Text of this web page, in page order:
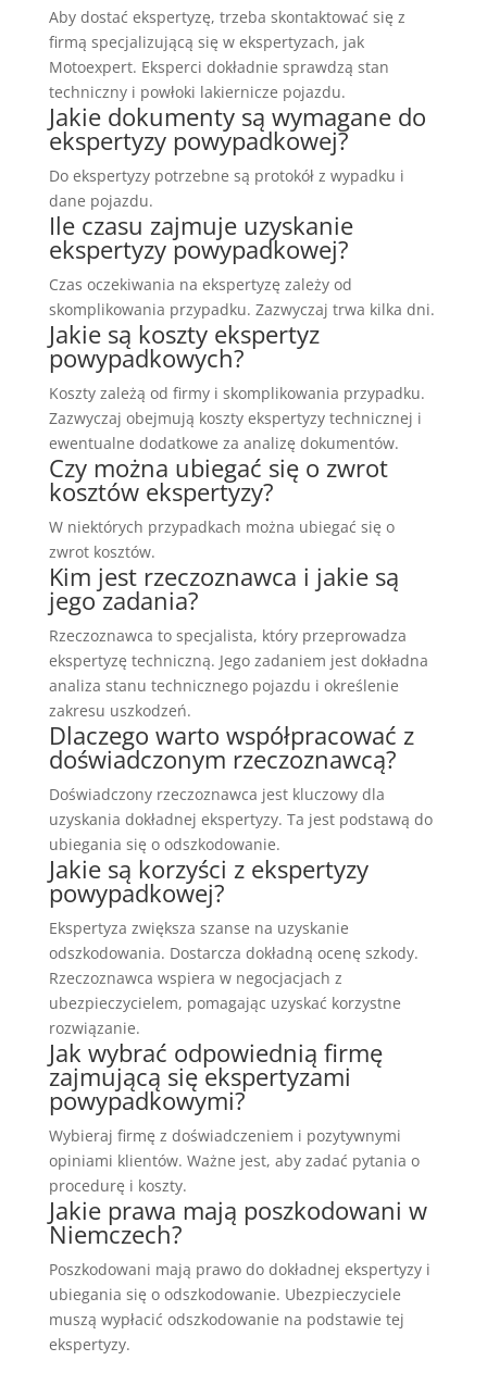
Aby dostać ekspertyzę, trzeba skontaktować się z
firmą specjalizującą się w ekspertyzach, jak
Motoexpert. Eksperci dokładnie sprawdzą stan
techniczny i powłoki lakiernicze pojazdu.
Jakie dokumenty są wymagane do
ekspertyzy powypadkowej?
Do ekspertyzy potrzebne są protokół z wypadku i
dane pojazdu.
Ile czasu zajmuje uzyskanie
ekspertyzy powypadkowej?
Czas oczekiwania na ekspertyzę zależy od
skomplikowania przypadku. Zazwyczaj trwa kilka dni.
Jakie są koszty ekspertyz
powypadkowych?
Koszty zależą od firmy i skomplikowania przypadku.
Zazwyczaj obejmują koszty ekspertyzy technicznej i
ewentualne dodatkowe za analizę dokumentów.
Czy można ubiegać się o zwrot
kosztów ekspertyzy?
W niektórych przypadkach można ubiegać się o
zwrot kosztów.
Kim jest rzeczoznawca i jakie są
jego zadania?
Rzeczoznawca to specjalista, który przeprowadza
ekspertyzę techniczną. Jego zadaniem jest dokładna
analiza stanu technicznego pojazdu i określenie
zakresu uszkodzeń.
Dlaczego warto współpracować z
doświadczonym rzeczoznawcą?
Doświadczony rzeczoznawca jest kluczowy dla
uzyskania dokładnej ekspertyzy. Ta jest podstawą do
ubiegania się o odszkodowanie.
Jakie są korzyści z ekspertyzy
powypadkowej?
Ekspertyza zwiększa szanse na uzyskanie
odszkodowania. Dostarcza dokładną ocenę szkody.
Rzeczoznawca wspiera w negocjacjach z
ubezpieczycielem, pomagając uzyskać korzystne
rozwiązanie.
Jak wybrać odpowiednią firmę
zajmującą się ekspertyzami
powypadkowymi?
Wybieraj firmę z doświadczeniem i pozytywnymi
opiniami klientów. Ważne jest, aby zadać pytania o
procedurę i koszty.
Jakie prawa mają poszkodowani w
Niemczech?
Poszkodowani mają prawo do dokładnej ekspertyzy i
ubiegania się o odszkodowanie. Ubezpieczyciele
muszą wypłacić odszkodowanie na podstawie tej
ekspertyzy.